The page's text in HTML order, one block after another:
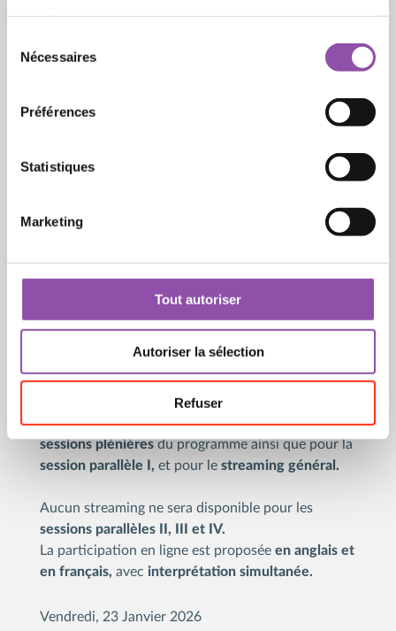
Nécessaires
Préférences
Statistiques
Marketing
Tout autoriser
Autoriser la sélection
Refuser
d’engagement pour la paix et la reconstruction en
seront l'anglais et le français.
mais
👉Les participants sont aimablement invités à
Webinar(séminaire Zoom) en utilisant le lien ci-
Lien : https://us06web.zoom.us/j/83430813026
Webinar ID :834 3081 3026
Cet accès en ligne est valable pourtoutes les
sessions plénièresdu programme ainsi que pour la
session parallèle I, et pour le streaming général.
Aucun streaming ne sera disponible pour les
sessions parallèles II, III et IV.
La participation en ligne est proposée en anglais et
en français, avec interprétation simultanée.
Vendredi, 23 Janvier 2026